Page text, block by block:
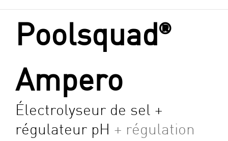
Poolsquad®
Ampero
Électrolyseur de sel +
régulateur pH + régulation